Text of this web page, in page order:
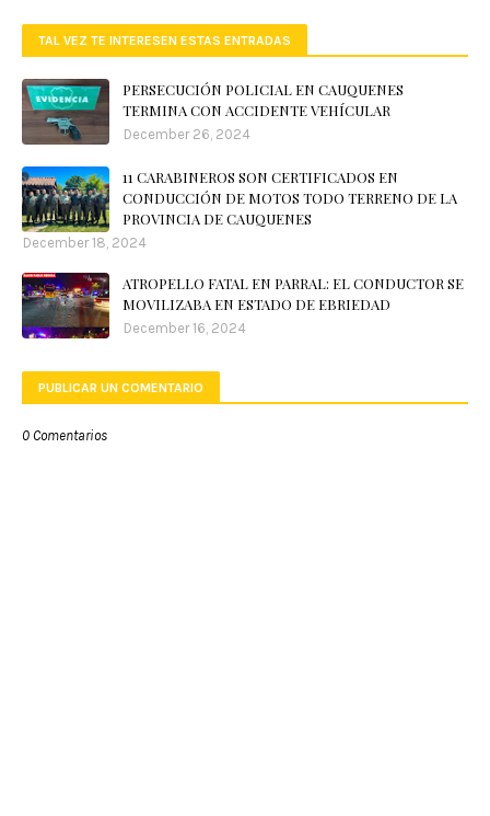
TAL VEZ TE INTERESEN ESTAS ENTRADAS
PERSECUCIÓN POLICIAL EN CAUQUENES
TERMINA CON ACCIDENTE VEHÍCULAR
December 26, 2024
11 CARABINEROS SON CERTIFICADOS EN
CONDUCCIÓN DE MOTOS TODO TERRENO DE LA
PROVINCIA DE CAUQUENES
December 18, 2024
ATROPELLO FATAL EN PARRAL: EL CONDUCTOR SE
MOVILIZABA EN ESTADO DE EBRIEDAD
December 16, 2024
PUBLICAR UN COMENTARIO
0 Comentarios